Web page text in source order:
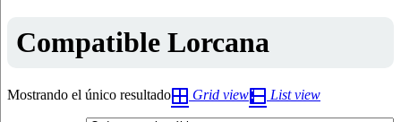
Compatible Lorcana
Mostrando el único resultado Grid view List view